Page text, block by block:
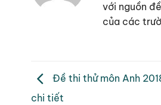
với nguồn
của các
Đề thi thử môn Anh
chi tiết